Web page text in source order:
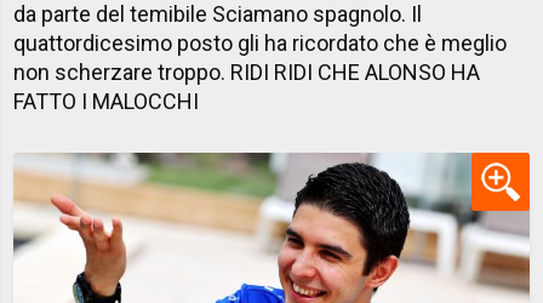
da parte del temibile Sciamano spagnolo. Il
quattordicesimo posto gli ha ricordato che è meglio
non scherzare troppo. RIDI RIDI CHE ALONSO HA
FATTO I MALOCCHI